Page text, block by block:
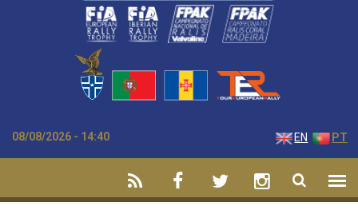
08/08/2026 - 14:40 EN PT